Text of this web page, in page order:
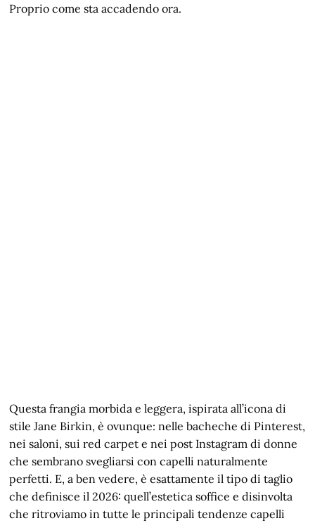
Proprio come sta accadendo ora.
Questa frangia morbida e leggera, ispirata all’icona di
stile Jane Birkin, è ovunque: nelle bacheche di Pinterest,
nei saloni, sui red carpet e nei post Instagram di donne
che sembrano svegliarsi con capelli naturalmente
perfetti. E, a ben vedere, è esattamente il tipo di taglio
che definisce il 2026: quell’estetica soffice e disinvolta
che ritroviamo in tutte le principali tendenze capelli